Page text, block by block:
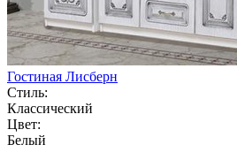
Гостиная Лисберн
Стиль:
Классический
Цвет:
Белый